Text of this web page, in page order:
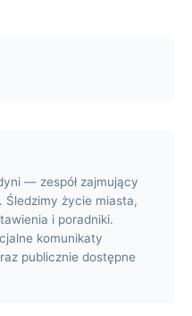
— zespół zajmujący
Śledzimy życie miasta,
i poradniki.
komunikaty
publicznie dostępne